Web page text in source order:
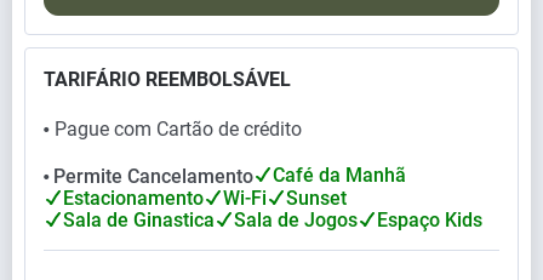
TARIFÁRIO REEMBOLSÁVEL
⬤ Pague com Cartão de crédito
⬤ Permite Cancelamento
Café da Manhã
Estacionamento
Wi-Fi
Sunset
Sala de Ginastica
Sala de Jogos Espaço Kids